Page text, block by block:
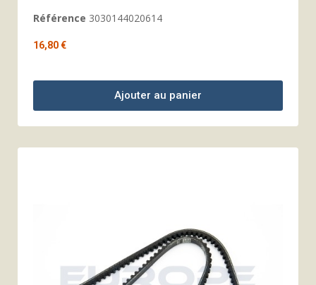
Référence 3030144020614
16,80 €
Ajouter au panier